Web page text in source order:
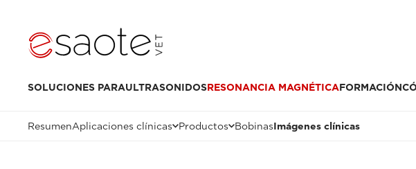
SOLUCIONES PARAULTRASONIDOSRESONANCIA MAGNÉTICAFORMACIÓN
ResumenAplicaciones clínicas Productos BobinasImágenes clínicas